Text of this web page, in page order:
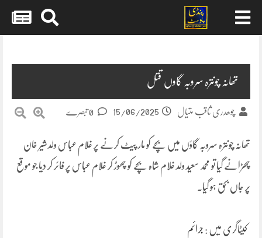
تھانہ چونترہ سروبہ گاوں قتل
چوھدری ثاقب متیال 15/06/2025
تھانہ چونترہ سروبہ گاؤں میں بچے کو مار پیٹ کرنے پر غلام عباس ولد شیر خان
چھڑانے گیا تو محمد سعید ولد غلام شاہ بچے کو چھوڑ کر غلام عباس پر فائر کر دیا جو موقع
پر جاں بحق ہو گیا۔
کیٹاگری میں : جرائم